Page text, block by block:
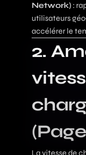
Network) :
utilisateurs
accélérer le
2.
La vitesse de